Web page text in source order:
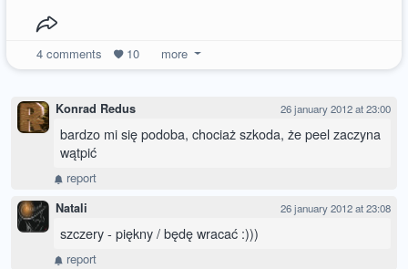
4comments 10 more
Konrad Redus 26 january 2012 at 23:00
bardzo mi się podoba, chociaż szkoda, że peel zaczyna
wątpić
report
Natali 26 january 2012 at 23:08
szczery - piękny / będę wracać :)))
report